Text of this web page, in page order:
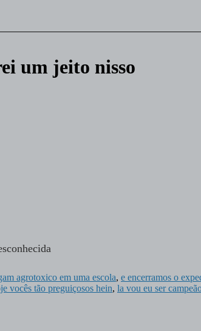
um jeito nisso
agrotoxico em uma escola, e encerramos o
vocês tão preguiçosos hein, la vou eu ser